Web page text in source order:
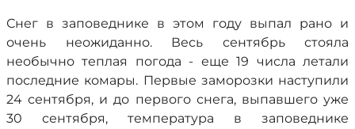
Снег в заповеднике в этом году выпал рано и
очень неожиданно. Весь сентябрь стояла
необычно теплая погода - еще 19 числа летали
последние комары. Первые заморозки наступили
24 сентября, и до первого снега, выпавшего уже
30 сентября, температура в заповеднике